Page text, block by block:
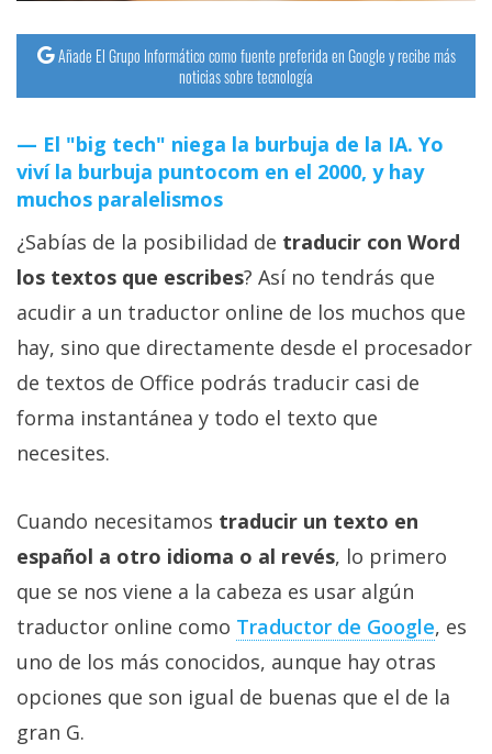
Trucos
Tutoriales
Ciberseguridad
operativos
Profesional
+
Más
temas
Foros
Contacto
/
Sobre
nosotros
/
Añade El Grupo Informático como fuente preferida en Google y recibe más
noticias sobre tecnología
El "big tech" niega la burbuja de la IA. Yo
viví la burbuja puntocom en el 2000, y hay
muchos paralelismos
¿Sabías de la posibilidad de traducir con Word
los textos que escribes? Así no tendrás que
acudir a un traductor online de los muchos que
hay, sino que directamente desde el procesador
de textos de Office podrás traducir casi de
forma instantánea y todo el texto que
necesites.
Cuando necesitamos traducir un texto en
español a otro idioma o al revés, lo primero
que se nos viene a la cabeza es usar algún
traductor online como Traductor de Google, es
uno de los más conocidos, aunque hay otras
opciones que son igual de buenas que el de la
gran G.